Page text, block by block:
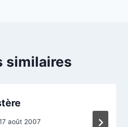
similaires
août 2007